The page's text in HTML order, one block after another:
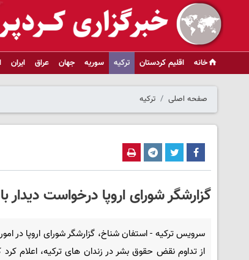
خانه اقلیم کردستان ترکیه سوریه جهان عراق ایران
صفحه اصلی ترکیه
گزارشگر شورای اروپا درخواست دیدار
سرویس ترکیه - استفان شناخ، گزارشگر شورای اروپا در امور
از تداوم نقض حقوق بشر در زندان های ترکیه، اعلام کرد